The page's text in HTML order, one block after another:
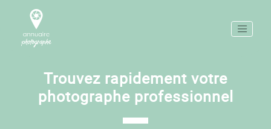
Trouvez rapidement votre
photographe professionnel